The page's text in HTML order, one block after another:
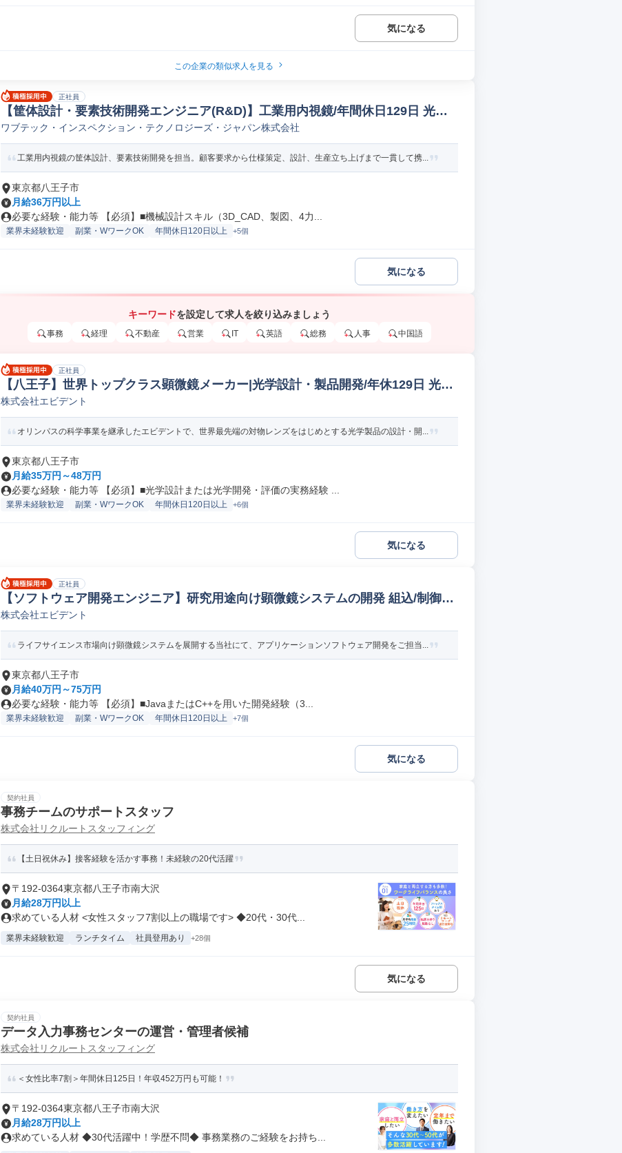
気になる
この企業の類似求人を見る
正社員
【筐体設計・要素技術開発エンジニア(R&D)】工業用内視鏡/年間休日129日 光学
設計
ワブテック・インスペクション・テクノロジーズ・ジャパン株式会社
工業用内視鏡の筐体設計、要素技術開発を担当。顧客要求から仕様策定、設計、生産立ち上げまで一貫して携...
東京都八王子市
月給36万円以上
必要な経験・能力等 【必須】■機械設計スキル（3D_CAD、製図、4力...
業界未経験歓迎 副業・WワークOK 年間休日120日以上 +5個
気になる
キーワードを設定して求人を絞り込みましょう
事務 経理 不動産 営業 IT 英語 総務 人事 中国語
正社員
【八王子】世界トップクラス顕微鏡メーカー|光学設計・製品開発/年休129日 光学
設計
株式会社エビデント
オリンパスの科学事業を継承したエビデントで、世界最先端の対物レンズをはじめとする光学製品の設計・開...
東京都八王子市
月給35万円～48万円
必要な経験・能力等 【必須】■光学設計または光学開発・評価の実務経験 ...
業界未経験歓迎 副業・WワークOK 年間休日120日以上 +6個
気になる
正社員
【ソフトウェア開発エンジニア】研究用途向け顕微鏡システムの開発 組込/制御設
計/開発(アプリケーション)
株式会社エビデント
ライフサイエンス市場向け顕微鏡システムを展開する当社にて、アプリケーションソフトウェア開発をご担当...
東京都八王子市
月給40万円～75万円
必要な経験・能力等 【必須】■JavaまたはC++を用いた開発経験（3...
業界未経験歓迎 副業・WワークOK 年間休日120日以上 +7個
気になる
契約社員
事務チームのサポートスタッフ
株式会社リクルートスタッフィング
【土日祝休み】接客経験を活かす事務！未経験の20代活躍
〒192-0364東京都八王子市南大沢
月給28万円以上
求めている人材 <女性スタッフ7割以上の職場です> ◆20代・30代...
業界未経験歓迎 ランチタイム 社員登用あり +28個
気になる
契約社員
データ入力事務センターの運営・管理者候補
株式会社リクルートスタッフィング
＜女性比率7割＞年間休日125日！年収452万円も可能！
〒192-0364東京都八王子市南大沢
月給28万円以上
求めている人材 ◆30代活躍中！学歴不問◆ 事務業務のご経験をお持ち...